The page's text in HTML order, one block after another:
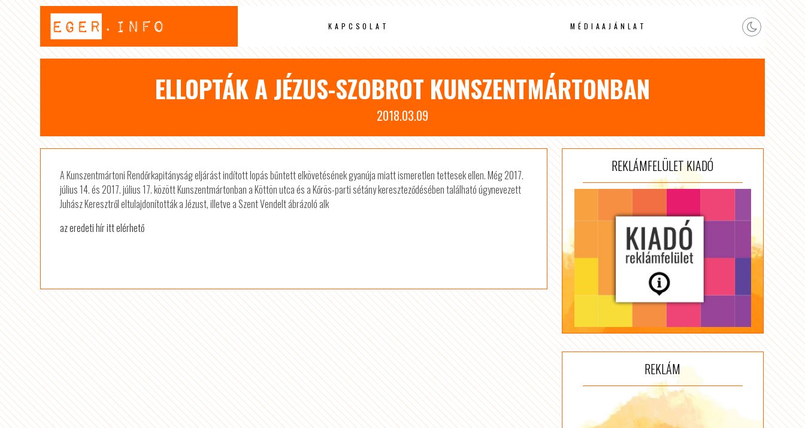
KAPCSOLAT MÉDIAAJÁNLAT
ELLOPTÁK A JÉZUS-SZOBROT KUNSZENTMÁRTONBAN
2018.03.09
A Kunszentmártoni Rendőrkapitányság eljárást indított lopás bűntett elkövetésének gyanúja miatt ismeretlen tettesek ellen. Még 2017.
július 14. és 2017. július 17. között Kunszentmártonban a Köttön utca és a Kőrös-parti sétány kereszteződésében található úgynevezett
Juhász Keresztről eltulajdonították a Jézust, illetve a Szent Vendelt ábrázoló alk
az eredeti hír itt elérhető
REKLÁMFELÜLET KIADÓ
REKLÁM